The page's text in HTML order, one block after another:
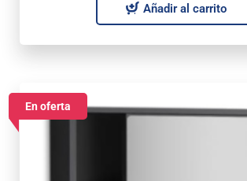
Añadir al carrito
En oferta